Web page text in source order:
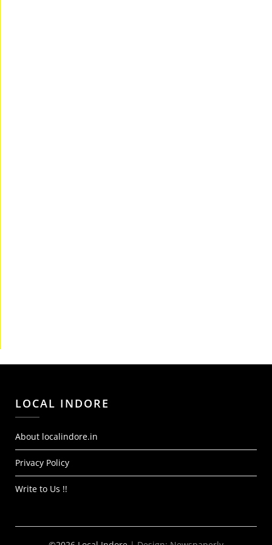
LOCAL INDORE
About localindore.in
Privacy Policy
Write to Us !!